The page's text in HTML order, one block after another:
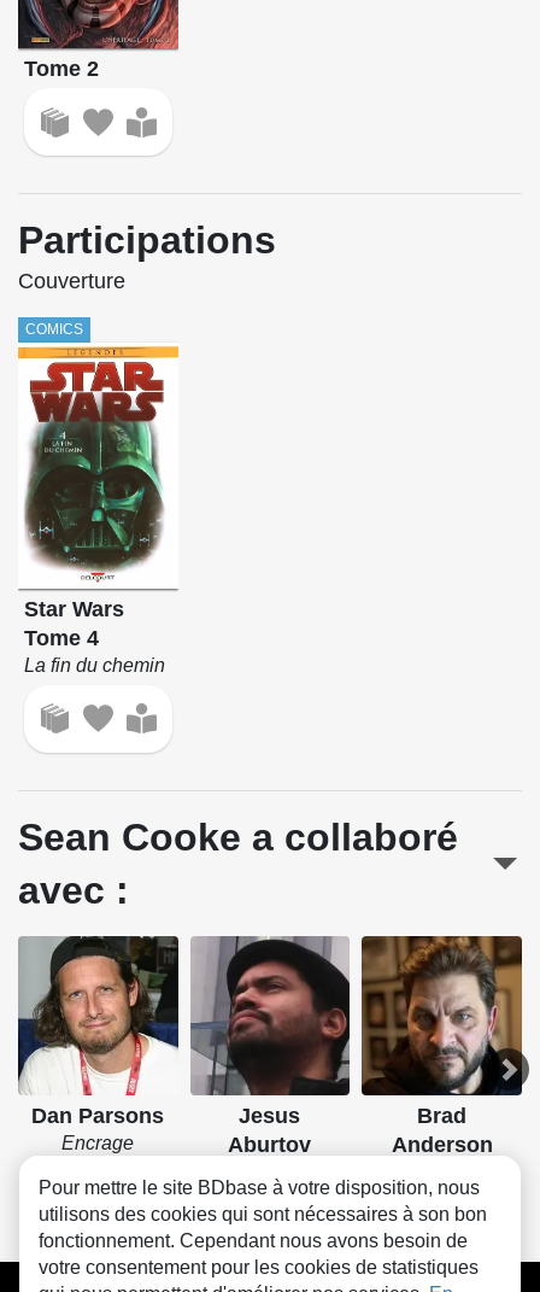
Tome 2
Participations
Couverture
COMICS
Star Wars
Tome 4
La fin du chemin
Sean Cooke a collaboré
avec :
Dan Parsons
Encrage
Jesus
Aburtov
Brad
Anderson
CGU FAQ Contact Cookies
Pour mettre le site BDbase à votre disposition, nous
utilisons des cookies qui sont nécessaires à son bon
fonctionnement. Cependant nous avons besoin de
votre consentement pour les cookies de statistiques